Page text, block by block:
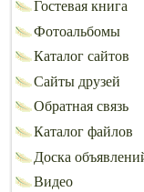
Гостевая книга
Фотоальбомы
Каталог сайтов
Сайты друзей
Обратная связь
Каталог файлов
Доска
Видео